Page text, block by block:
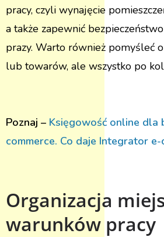
pracy, czyli wynajęcie
a także zapewnić
prazy. Warto również pomyśleć
lub towarów, ale wszystko po
Poznaj – Księgowość online dla
commerce. Co daje Integrator e-
Organizacja
warunków pracy